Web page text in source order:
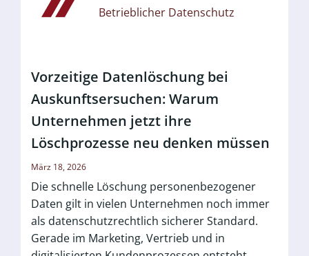
Betrieblicher Datenschutz
Vorzeitige Datenlöschung bei
Auskunftsersuchen: Warum
Unternehmen jetzt ihre
Löschprozesse neu denken müssen
März 18, 2026
Die schnelle Löschung personenbezogener
Daten gilt in vielen Unternehmen noch immer
als datenschutzrechtlich sicherer Standard.
Gerade im Marketing, Vertrieb und in